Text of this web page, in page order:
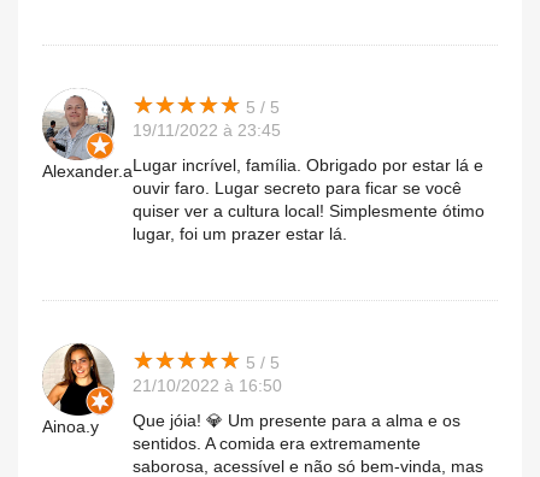
Alexander.a
★★★★★
★★★★★ 5 / 5
19/11/2022 à 23:45
Lugar incrível, família. Obrigado por estar lá e
ouvir faro. Lugar secreto para ficar se você
quiser ver a cultura local! Simplesmente ótimo
lugar, foi um prazer estar lá.
Ainoa.y
★★★★★
★★★★★ 5 / 5
21/10/2022 à 16:50
Que jóia! 💎 Um presente para a alma e os
sentidos. A comida era extremamente
saborosa, acessível e não só bem-vinda, mas